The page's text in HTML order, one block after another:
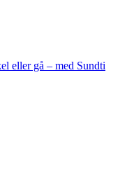
eller gå – med Sundti